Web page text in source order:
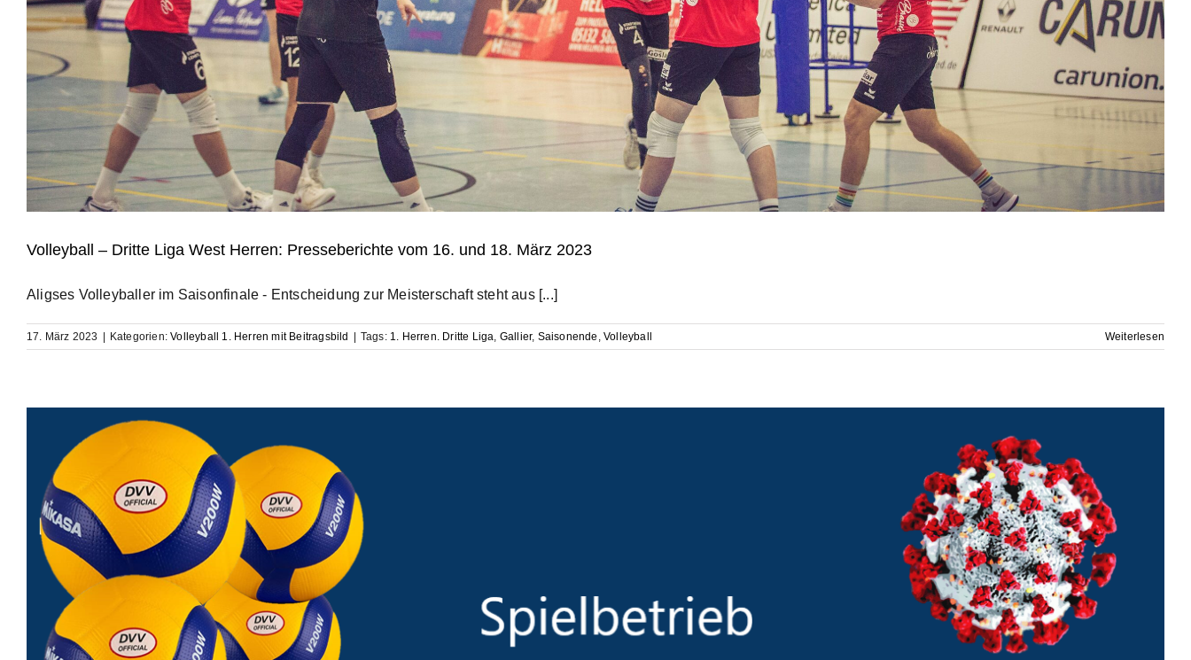
Volleyball – Dritte Liga West Herren: Presseberichte vom 16. und 18. März 2023
Aligses Volleyballer im Saisonfinale - Entscheidung zur Meisterschaft steht aus [...]
17. März 2023 Kategorien:Volleyball 1. Herren mit Beitragsbild Tags: 1. Herren. Dritte Liga, Gallier, Saisonende ,Volleyball Weiterlesen